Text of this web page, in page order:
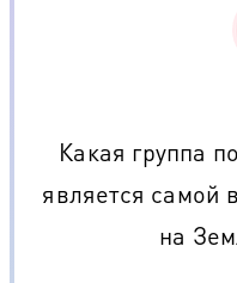
Какая группа
является самой
на